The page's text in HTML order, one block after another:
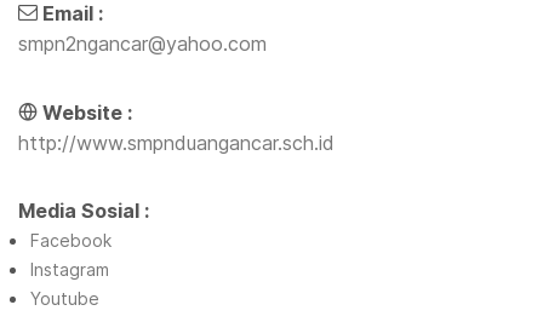
Email :
smpn2ngancar@yahoo.com
Website :
http://www.smpnduangancar.sch.id
Media Sosial :
Facebook
Instagram
Youtube